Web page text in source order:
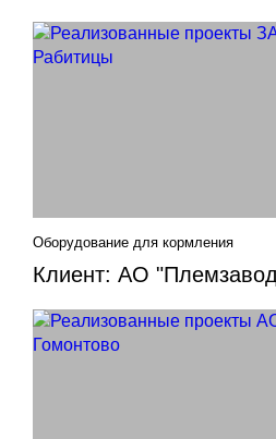
Клиент: АО
Оборудование для кормления